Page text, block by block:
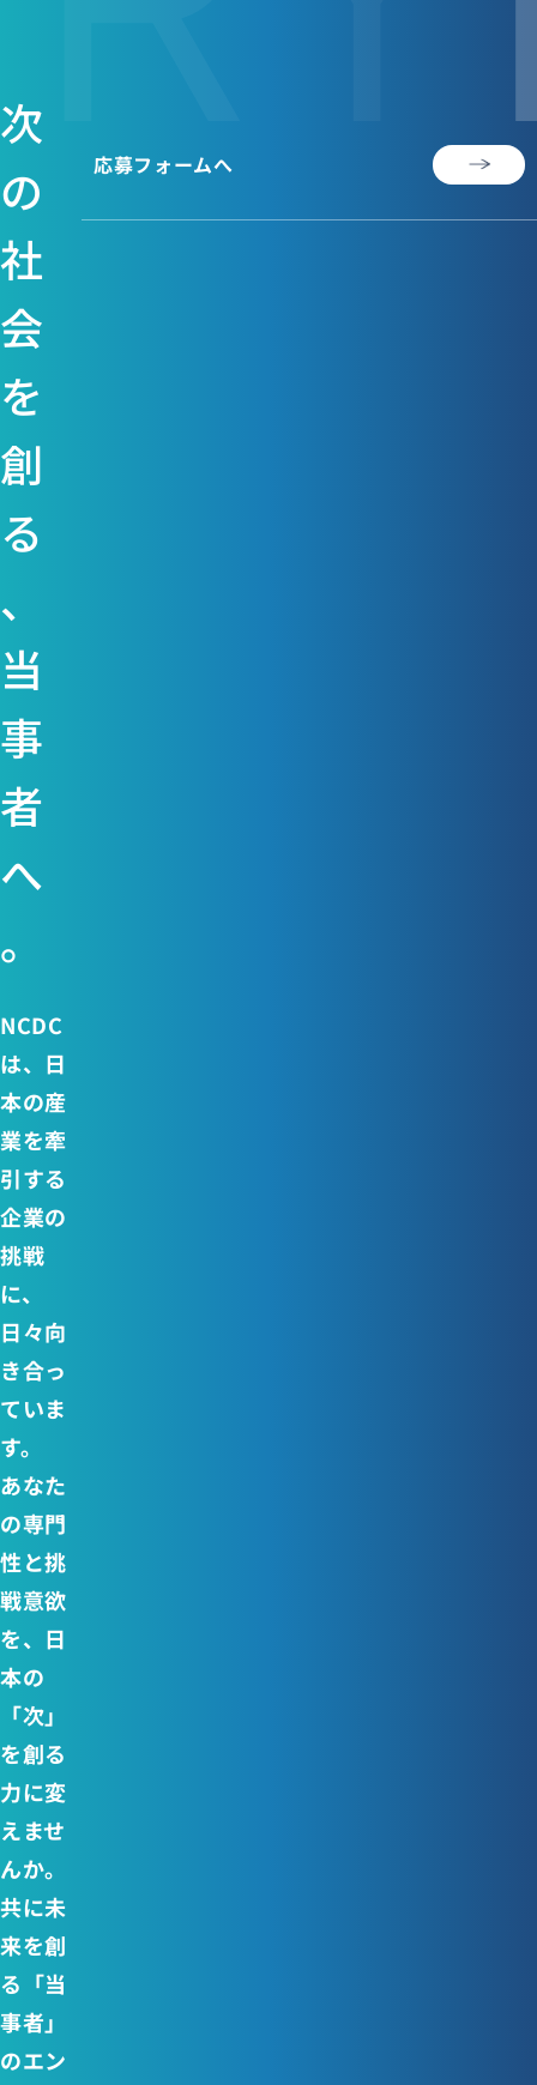
次
の
社
会
を
創
る
、
当
事
者
へ
。
NCDC
は、日
本の産
業を牽
引する
企業の
挑戦
に、
日々向
き合っ
ていま
す。
あなた
の専門
性と挑
戦意欲
を、日
本の
「次」
を創る
力に変
えませ
んか。
共に未
来を創
る「当
事者」
のエン
応募フォームへ